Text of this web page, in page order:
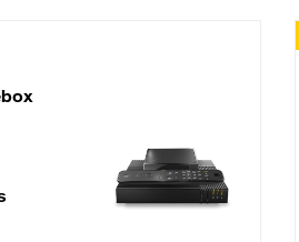
Livebox
12 mois